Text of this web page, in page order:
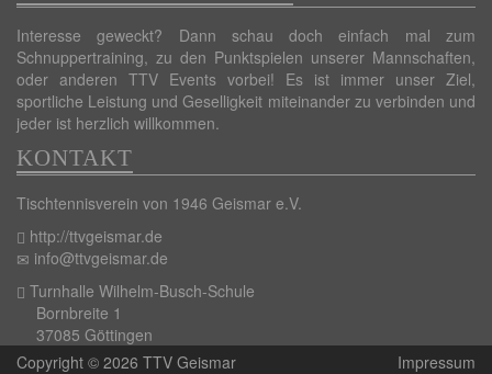
Interesse geweckt? Dann schau doch einfach mal zum
Schnuppertraining, zu den Punktspielen unserer Mannschaften,
oder anderen TTV Events vorbei! Es ist immer unser Ziel,
sportliche Leistung und Geselligkeit miteinander zu verbinden und
jeder ist herzlich willkommen.
KONTAKT
Tischtennisverein von 1946 Geismar e.V.
http://ttvgeismar.de
info@ttvgeismar.de
Turnhalle Wilhelm-Busch-Schule
Bornbreite 1
37085 Göttingen
Copyright © 2026 TTV Geismar
Impressum